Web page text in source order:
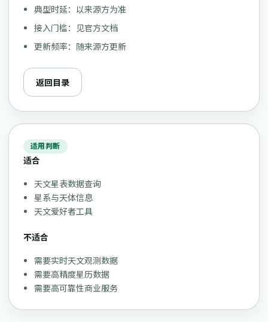
典型时延：以来源方为准
接入门槛：见官方文档
更新频率：随来源方更新
返回目录
适用判断
适合
天文星表数据查询
星系与天体信息
天文爱好者工具
不适合
需要实时天文观测数据
需要高精度星历数据
需要高可靠性商业服务